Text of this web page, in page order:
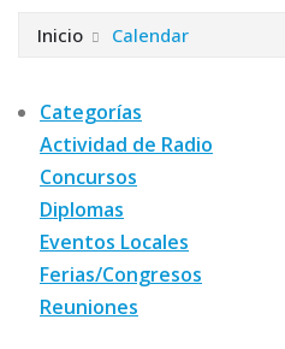
Inicio Calendar
Categorías
Actividad de Radio
Concursos
Diplomas
Eventos Locales
Ferias/Congresos
Reuniones